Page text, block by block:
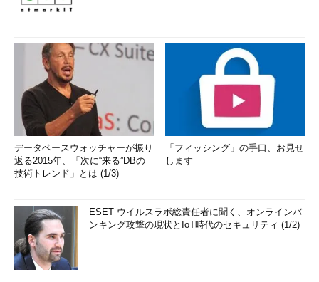
データベースウォッチャーが振り
返る2015年、「次に“来る”DBの
技術トレンド」とは (1/3)
「フィッシング」の手口、お見せ
します
ESET ウイルスラボ総責任者に聞く、オンラインバ
ンキング攻撃の現状とIoT時代のセキュリティ (1/2)